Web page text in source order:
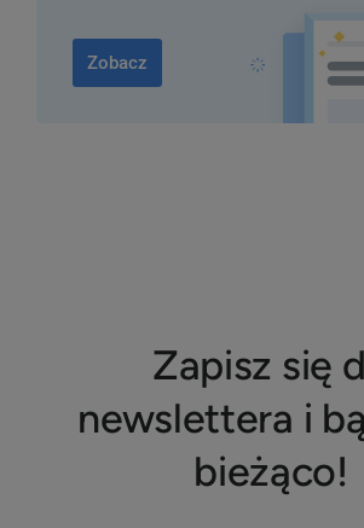
Zobacz
Zapisz się
newslettera i
bieżąco!